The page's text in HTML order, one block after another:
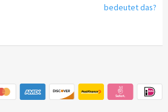
bedeutet das?